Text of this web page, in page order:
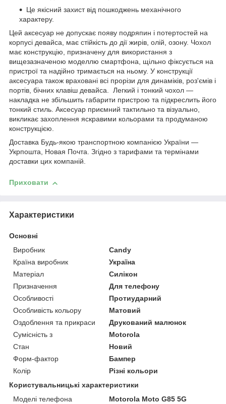
Це якісний захист від пошкоджень механічного
характеру.
Цей аксесуар не допускає появу подряпин і потертостей на
корпусі девайса, має стійкість до дії жирів, олій, озону. Чохол
має конструкцію, призначену для використання з
вищезазначеною моделлю смартфона, щільно фіксується на
пристрої та надійно тримається на ньому. У конструкції
аксесуара також враховані всі прорізи для динаміків, роз'ємів і
портів, бічних клавіш девайса. Легкий і тонкий чохол —
накладка не збільшить габарити пристрою та підкреслить його
тонкий стиль. Аксесуар приємний тактильно та візуально,
викликає захоплення яскравими кольорами та продуманою
конструкцією.
Доставка Будь-якою транспортною компанією України —
Укрпошта, Новая Почта. Згідно з тарифами та термінами
доставки цих компаній.
Приховати
Характеристики
Основні
Виробник
Candy
Країна виробник
Україна
Матеріал
Силікон
Призначення
Для телефону
Особливості
Протиударний
Особливість кольору
Матовий
Оздоблення та прикраси
Друкований малюнок
Сумісність з
Motorola
Стан
Новий
Форм-фактор
Бампер
Колір
Різні кольори
Користувальницькі характеристики
Моделі телефона
Motorola Moto G85 5G